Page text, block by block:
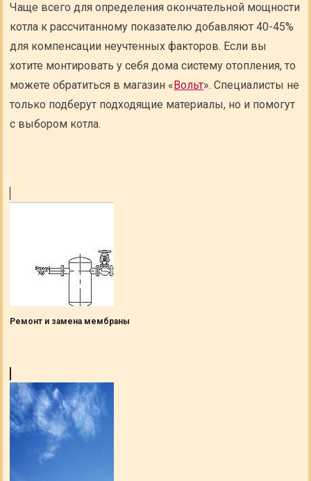
Чаще всего для определения окончательной мощности
котла к рассчитанному показателю добавляют 40-45%
для компенсации неучтенных факторов. Если вы
хотите монтировать у себя дома систему отопления, то
можете обратиться в магазин «Вольт». Специалисты не
только подберут подходящие материалы, но и помогут
с выбором котла.
Ремонт и замена мембраны